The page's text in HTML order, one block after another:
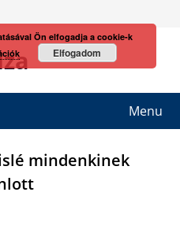
Menu
mindenkinek
Ön elfogadja a cookie-k
Elfogadom